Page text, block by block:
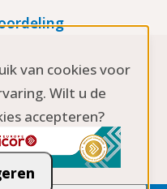
van cookies voor
Wilt u de
accepteren?